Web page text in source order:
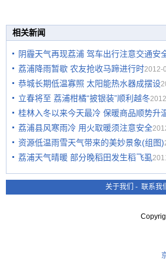
相关新闻
阴霾天气再现荔浦 驾车出行注意交通安
荔浦降雨暂歇 农友抢收马蹄进行时2012-
恭城长期低温寡照 太阳能热水器成摆设
立春将至 荔浦柑橘“披银装”顺利越冬
桂林入冬以来今天最冷 保暖商品顺势升
荔浦县风寒雨冷 用火取暖须注意安全
资源低温雨雪天气带来的美妙景象(组图)
荔浦天气晴暖 部分晚稻田发生稻飞虱
关于我们 - 联系我们